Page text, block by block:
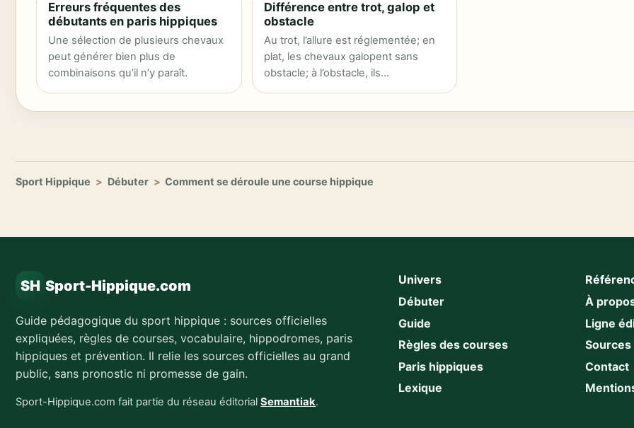
Erreurs fréquentes des
débutants en paris hippiques
Une sélection de plusieurs chevaux
peut générer bien plus de
combinaisons qu’il n’y paraît.
Différence entre trot, galop et
obstacle
Au trot, l’allure est réglementée; en
plat, les chevaux galopent sans
obstacle; à l’obstacle, ils
Sport Hippique > Débuter > Comment se déroule une course hippique
SH Sport-Hippique.com
Guide pédagogique du sport hippique : sources officielles
expliquées, règles de courses, vocabulaire, hippodromes, paris
hippiques et prévention. Il relie les sources officielles au grand
public, sans pronostic ni promesse de gain.
Sport-Hippique.com fait partie du réseau éditorialSemantiak.
Univers
Débuter
Guide
Règles des courses
Paris hippiques
Lexique
À
Ligne
Sources
Contact